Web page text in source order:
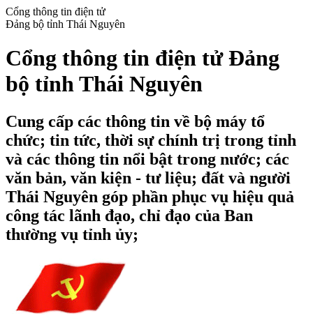
Cổng thông tin điện tử
Đảng bộ tỉnh Thái Nguyên
Cổng thông tin điện tử Đảng
bộ tỉnh Thái Nguyên
Cung cấp các thông tin về bộ máy tổ
chức; tin tức, thời sự chính trị trong tỉnh
và các thông tin nổi bật trong nước; các
văn bản, văn kiện - tư liệu; đất và người
Thái Nguyên góp phần phục vụ hiệu quả
công tác lãnh đạo, chỉ đạo của Ban
thường vụ tỉnh ủy;